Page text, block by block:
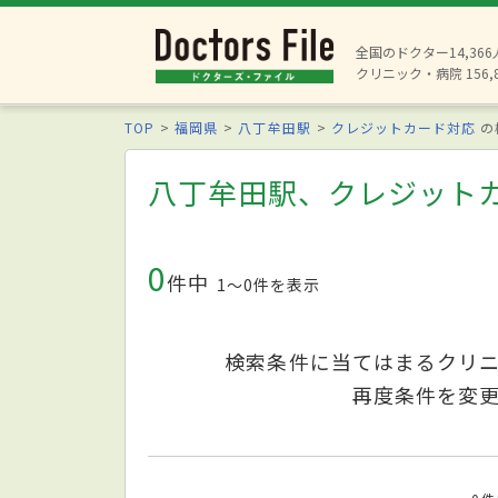
全国のドクター14,366
クリニック・病院
TOP 福岡県 八丁牟田駅 クレジットカード対応
八丁牟田駅、クレジット
0件中 1〜0件を表示
検索条件に当てはまるクリ
再度条件を変